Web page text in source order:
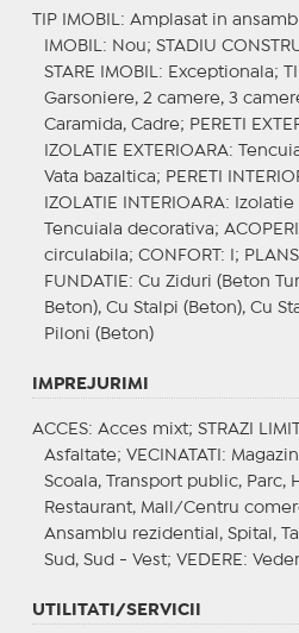
TIP IMOBIL : Amplasat in
IMOBIL : Nou; STADIU
STARE IMOBIL : Exceptionala;
Garsoniere, 2 camere, 3
Caramida, Cadre; PERETI
IZOLATIE EXTERIOARA:
Vata bazaltica; PERETI
IZOLATIE INTERIOARA: Izolatie
Tencuiala decorativa;
circulabila; CONFORT : I;
FUNDATIE : Cu Ziduri (Beton
Beton), Cu Stalpi (Beton), Cu
Piloni (Beton)
IMPREJURIMI
ACCES: Acces mixt; STRAZI
Asfaltate; VECINATATI :
Scoala, Transport public, Parc,
Restaurant, Mall/Centru
Ansamblu rezidential, Spital,
Sud, Sud - Vest; VEDERE :
UTILITATI/SERVICII